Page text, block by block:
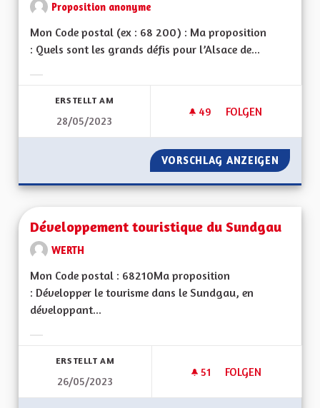
Proposition anonyme
Mon Code postal (ex : 68 200) : Ma proposition
: Quels sont les grands défis pour l’Alsace de...
ERSTELLT AM
28/05/2023
49 49 FOLLOWER
FOLGEN
ACTIVITÉS
VORSCHLAG ANZEIGEN
Développement touristique du Sundgau
WERTH
Mon Code postal : 68210Ma proposition
: Développer le tourisme dans le Sundgau, en
développant...
ERSTELLT AM
26/05/2023
51 51 FOLLOWER
FOLGEN
DÉVELOPPEMENT